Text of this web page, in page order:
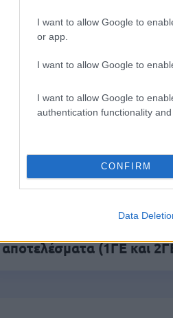
I want to allow Google to
or app.
I want to allow Google to
I want to allow Google to
authentication functionality
CONFIRM
Data
ΑΣΕΠ: Νέος γραπτός
Εξωτερικών
Κατώτατος μισθός:
ΑΣΕΠ 6Κ/2026: 315
αποτελέσματα (1ΓΕ και